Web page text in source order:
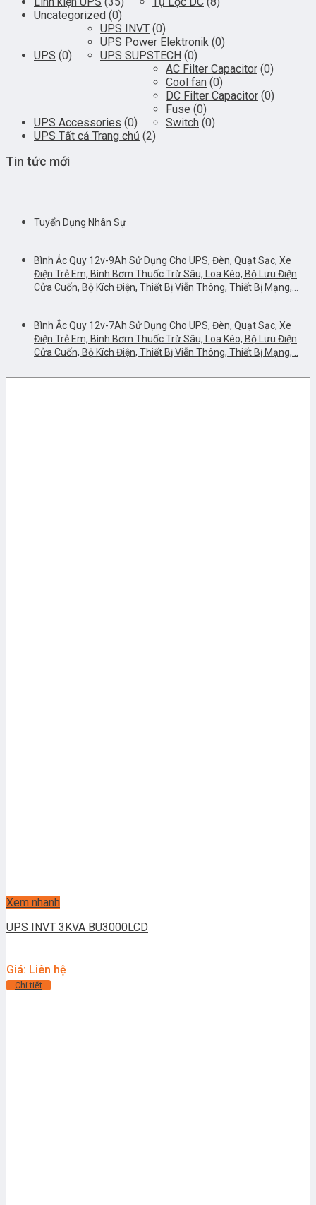
Uncategorized (0)
UPS (0)
UPS INVT (0)
UPS Power Elektronik (0)
UPS SUPSTECH (0)
UPS Accessories (0)
AC Filter Capacitor (0)
Cool fan (0)
DC Filter Capacitor (0)
Fuse (0)
Switch (0)
UPS Tất cả Trang chủ (2)
Tin tức mới
Tuyển Dụng Nhân Sự
Bình Ắc Quy 12v-9Ah Sử Dụng Cho UPS, Đèn, Quạt Sạc, Xe
Điện Trẻ Em, Bình Bơm Thuốc Trừ Sâu, Loa Kéo, Bộ Lưu Điện
Cửa Cuốn, Bộ Kích Điện, Thiết Bị Viễn Thông, Thiết Bị Mạng,…
Bình Ắc Quy 12v-7Ah Sử Dụng Cho UPS, Đèn, Quạt Sạc, Xe
Điện Trẻ Em, Bình Bơm Thuốc Trừ Sâu, Loa Kéo, Bộ Lưu Điện
Cửa Cuốn, Bộ Kích Điện, Thiết Bị Viễn Thông, Thiết Bị Mạng,…
Xem nhanh
UPS INVT 3KVA BU3000LCD
Giá: Liên hệ
Chi tiết